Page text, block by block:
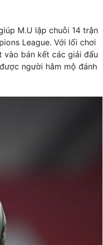
M.U lập chuỗi 14 trận
League. Với lối chơi
vào bán kết các giải đấu
người hâm mộ đánh